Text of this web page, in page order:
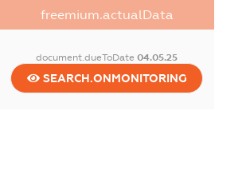
freemium.actualData
document.dueToDate04.05.25
SEARCH.ONMONITORING